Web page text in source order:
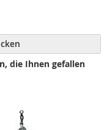
die Ihnen gefallen